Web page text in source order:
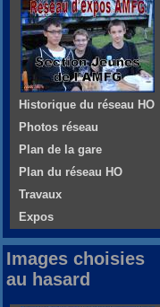
Historique du réseau HO
Photos réseau
Plan de la gare
Plan du réseau HO
Travaux
Expos
Images choisies
au hasard